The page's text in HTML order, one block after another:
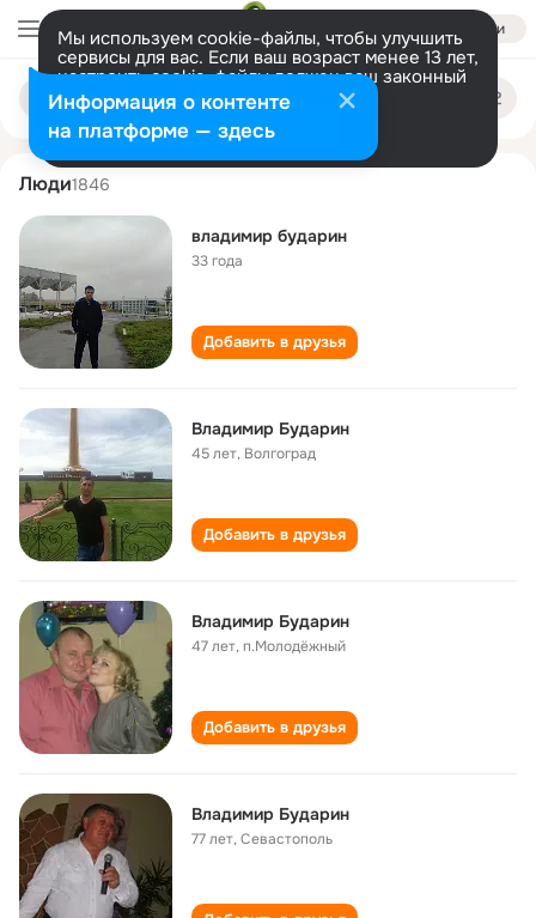
Войти
Мы используем cookie-файлы, чтобы улучшить
сервисы для вас. Если ваш возраст менее 13 лет,
настроить cookie-файлы должен ваш законный
представитель. Больше информации
Разрешить все Настроить
Поиск
людям
vladimir budarin
Люди1846
владимир бударин
33 года
Добавить в друзья
Владимир Бударин
45 лет, Волгоград
Добавить в друзья
Владимир Бударин
47 лет,п.Молодёжный
Добавить в друзья
Владимир Бударин
77 лет,Севастополь
Информация о контенте
на платформе — здесь